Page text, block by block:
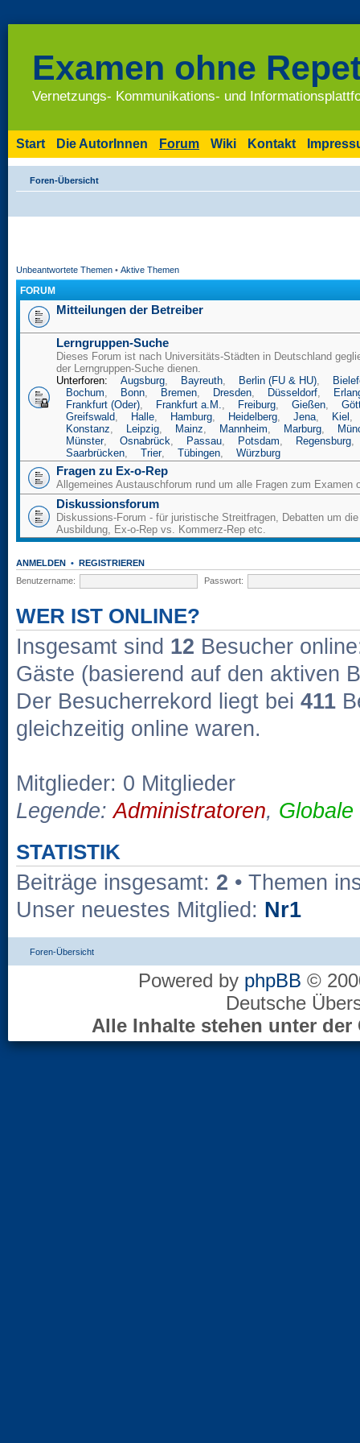
Examen ohne
Vernetzungs- Kommunikations- und
Start Die AutorInnen Forum Wiki Kontakt
Foren-Übersicht
Unbeantwortete Themen • Aktive Themen
FORUM
Mitteilungen der Betreiber
Lerngruppen-Suche
Dieses Forum ist nach Universitäts-Städten in Deutschland
der Lerngruppen-Suche dienen.
Unterforen:
Augsburg, Bayreuth, Berlin (FU & HU),
Bochum, Bonn, Bremen, Dresden, Düsseldorf,
Frankfurt (Oder), Frankfurt a.M., Freiburg, Gießen,
Greifswald, Halle, Hamburg, Heidelberg, Jena, Kiel ,
Konstanz, Leipzig, Mainz, Mannheim, Marburg,
Münster, Osnabrück, Passau, Potsdam, Regensburg,
Saarbrücken, Trier, Tübingen, Würzburg
Fragen zu Ex-o-Rep
Allgemeines Austauschforum rund um alle Fragen zum Examen
Diskussionsforum
Diskussions-Forum - für juristische Streitfragen, Debatten um
Ausbildung, Ex-o-Rep vs. Kommerz-Rep etc.
ANMELDEN • REGISTRIEREN
Benutzername:
Passwort:
WER IST ONLINE?
Insgesamt sind 12 Besucher
Gäste (basierend auf den aktiven
Der Besucherrekord liegt bei 411
gleichzeitig online waren.
Mitglieder: 0 Mitglieder
Legende:Administratoren,
STATISTIK
Beiträge insgesamt: 2 • Themen
Unser neuestes Mitglied: Nr1
Foren-Übersicht
Powered by phpBB ©
Deutsche
Alle Inhalte stehen unter